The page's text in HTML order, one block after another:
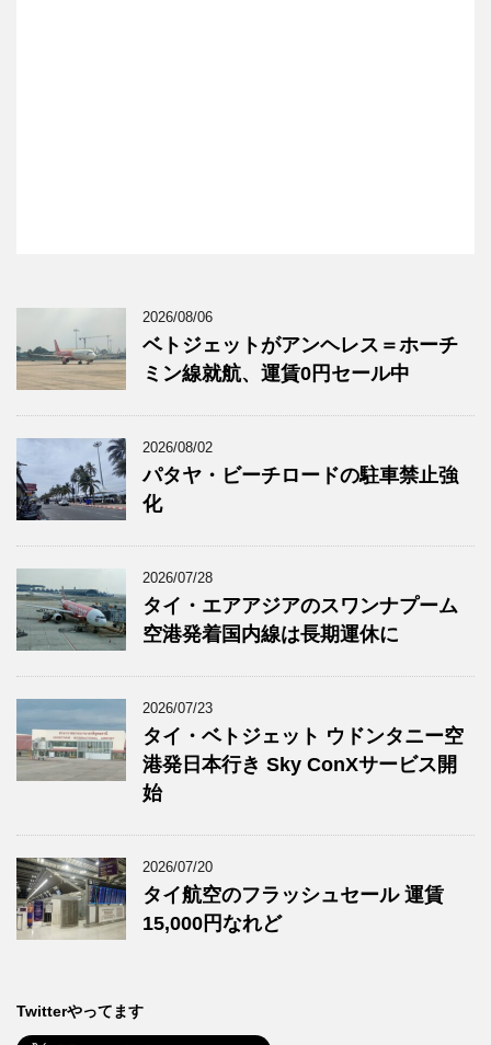
2026/08/06
ベトジェットがアンヘレス＝ホーチ
ミン線就航、運賃0円セール中
2026/08/02
パタヤ・ビーチロードの駐車禁止強
化
2026/07/28
タイ・エアアジアのスワンナプーム
空港発着国内線は長期運休に
2026/07/23
タイ・ベトジェット ウドンタニー空
港発日本行き Sky ConXサービス開
始
2026/07/20
タイ航空のフラッシュセール 運賃
15,000円なれど
Twitterやってます